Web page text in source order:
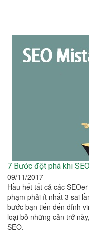
7 Bước đột phá khi
09/11/2017
Hầu hết tất cả các
phạm phải ít nhất 3 sai
bước bạn tiến đến đỉnh
loại bỏ những cản trở
SEO.